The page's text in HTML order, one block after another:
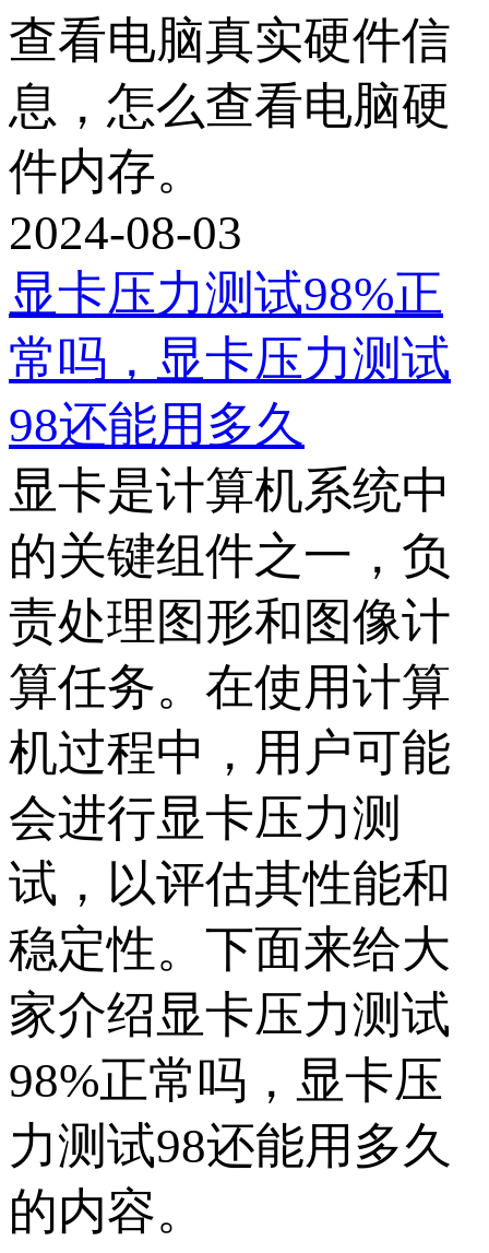
查看电脑真实硬件信
息，怎么查看电脑硬
件内存。
2024-08-03
显卡压力测试98%正
常吗，显卡压力测试
98还能用多久
显卡是计算机系统中
的关键组件之一，负
责处理图形和图像计
算任务。在使用计算
机过程中，用户可能
会进行显卡压力测
试，以评估其性能和
稳定性。下面来给大
家介绍显卡压力测试
98%正常吗，显卡压
力测试98还能用多久
的内容。